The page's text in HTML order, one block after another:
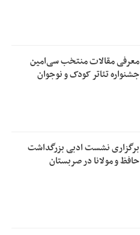
معرفی مقالات منتخب سی‌امین
جشنواره تئاتر کودک و نوجوان
برگزاری نشست ادبی بزرگداشت
حافظ و مولانا در صربستان